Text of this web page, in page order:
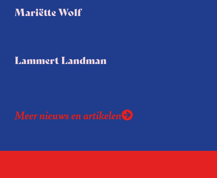
Mariëtte Wolf
Lammert Landman
Meer nieuws en artikelen